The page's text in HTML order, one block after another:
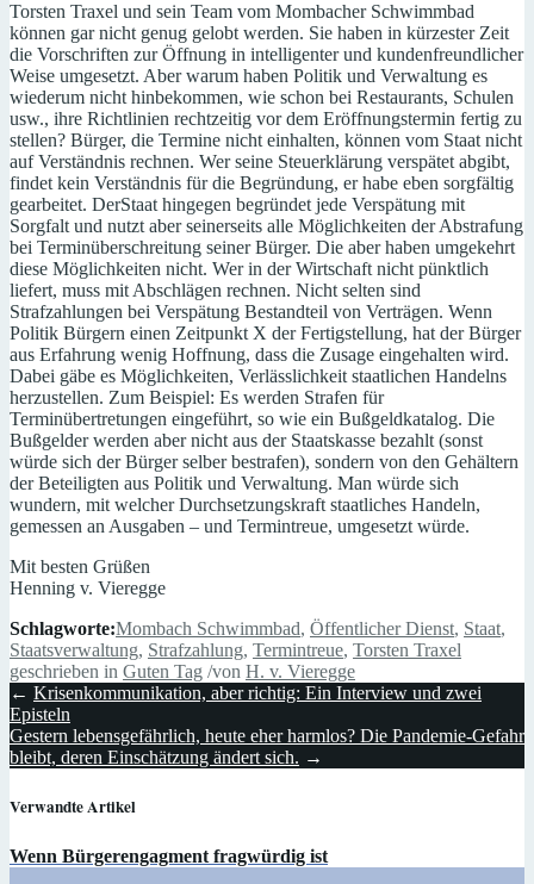
Torsten Traxel und sein Team vom Mombacher Schwimmbad
können gar nicht genug gelobt werden. Sie haben in kürzester Zeit
die Vorschriften zur Öffnung in intelligenter und kundenfreundlicher
Weise umgesetzt. Aber warum haben Politik und Verwaltung es
wiederum nicht hinbekommen, wie schon bei Restaurants, Schulen
usw., ihre Richtlinien rechtzeitig vor dem Eröffnungstermin fertig zu
stellen? Bürger, die Termine nicht einhalten, können vom Staat nicht
auf Verständnis rechnen. Wer seine Steuerklärung verspätet abgibt,
findet kein Verständnis für die Begründung, er habe eben sorgfältig
gearbeitet. DerStaat hingegen begründet jede Verspätung mit
Sorgfalt und nutzt aber seinerseits alle Möglichkeiten der Abstrafung
bei Terminüberschreitung seiner Bürger. Die aber haben umgekehrt
diese Möglichkeiten nicht. Wer in der Wirtschaft nicht pünktlich
liefert, muss mit Abschlägen rechnen. Nicht selten sind
Strafzahlungen bei Verspätung Bestandteil von Verträgen. Wenn
Politik Bürgern einen Zeitpunkt X der Fertigstellung, hat der Bürger
aus Erfahrung wenig Hoffnung, dass die Zusage eingehalten wird.
Dabei gäbe es Möglichkeiten, Verlässlichkeit staatlichen Handelns
herzustellen. Zum Beispiel: Es werden Strafen für
Terminübertretungen eingeführt, so wie ein Bußgeldkatalog. Die
Bußgelder werden aber nicht aus der Staatskasse bezahlt (sonst
würde sich der Bürger selber bestrafen), sondern von den Gehältern
der Beteiligten aus Politik und Verwaltung. Man würde sich
wundern, mit welcher Durchsetzungskraft staatliches Handeln,
gemessen an Ausgaben – und Termintreue, umgesetzt würde.
Mit besten Grüßen
Henning v. Vieregge
Schlagworte:Mombach Schwimmbad, Öffentlicher Dienst, Staat,
Staatsverwaltung, Strafzahlung, Termintreue, Torsten Traxel
geschrieben in Guten Tag /von H. v. Vieregge
← Krisenkommunikation, aber richtig: Ein Interview und zwei
Episteln
Gestern lebensgefährlich, heute eher harmlos? Die Pandemie-Gefahr
bleibt, deren Einschätzung ändert sich. →
Verwandte Artikel
Wenn Bürgerengagment fragwürdig ist